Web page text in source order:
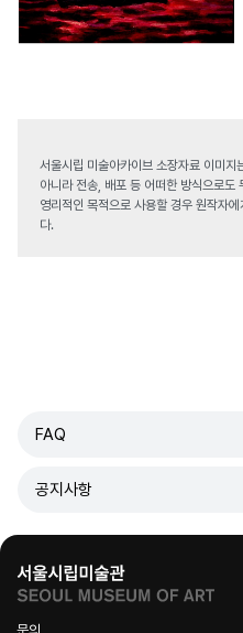
서울시립 미술아카이브 소장자료 이미
아니라 전송, 배포 등 어떠한 방식으로도
영리적인 목적으로 사용할 경우 원작자
다.
FAQ
공지사항